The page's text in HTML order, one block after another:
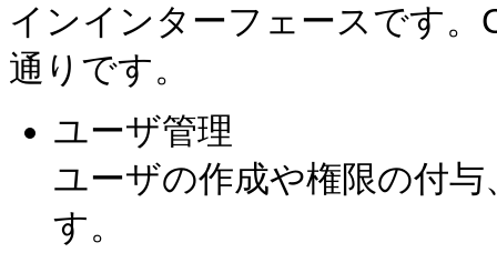
インインターフェースです
通りです。
ユーザ管理
ユーザの作成や権限の付
す。